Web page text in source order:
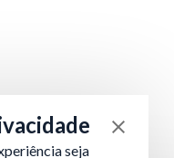
seja